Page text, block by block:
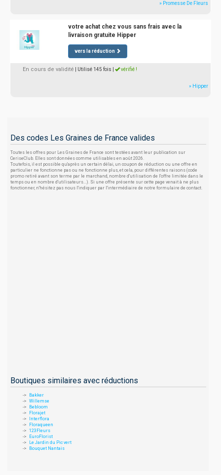
» Promesse De Fleurs
votre achat chez vous sans frais avec la
livraison gratuite Hipper
vers la réduction
En cours de validité | Utilisé 145 fois vérifié !
» Hipper
Des codes Les Graines de France valides
Toutes les offres pour Les Graines de France sont testées avant leur publication sur
CeriseClub. Elles sont données comme utilisables en août 2026.
Toutefois, il est possible qu'après un certain délai, un coupon de réduction ou une offre en
particulier ne fonctionne pas ou ne fonctionne plus, et cela, pour différentes raisons (code
promo retiré avant son terme par le marchand, nombre d'utilisation de l'offre limitée dans le
temps ou en nombre d'utilisateurs...). Si une offre présente sur cette page venait à ne plus
fonctionner, n'hésitez pas nous l'indiquer par l'intermédiaire de notre formulaire de contact.
Boutiques similaires avec réductions
Bakker
Willemse
Bebloom
Florajet
Interflora
Floraqueen
123Fleurs
EuroFlorist
Le Jardin du Pic vert
Bouquet Nantais